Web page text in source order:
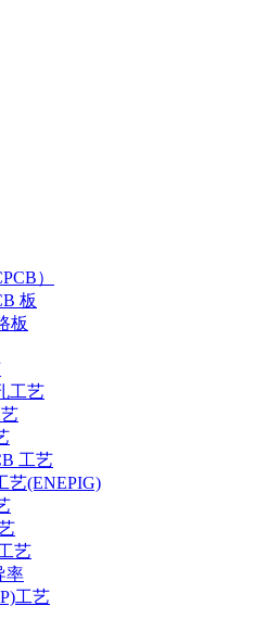
）
板
板
工艺
工艺
艺(ENEPIG)
艺
率
工艺